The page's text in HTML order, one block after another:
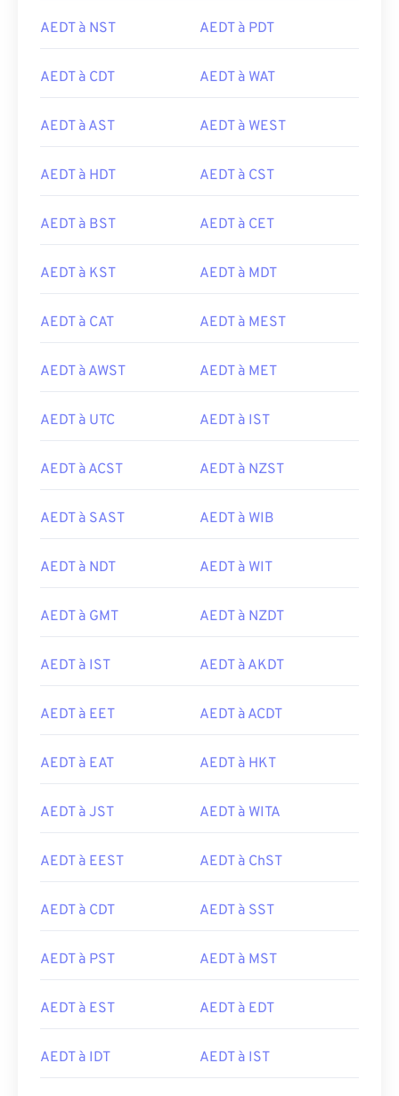
AEDT à NST AEDT à PDT
AEDT à CDT AEDT à WAT
AEDT à AST AEDT à WEST
AEDT à HDT AEDT à CST
AEDT à BST AEDT à CET
AEDT à KST AEDT à MDT
AEDT à CAT AEDT à MEST
AEDT à AWST AEDT à MET
AEDT à UTC AEDT à IST
AEDT à ACST AEDT à NZST
AEDT à SAST AEDT à WIB
AEDT à NDT AEDT à WIT
AEDT à GMT AEDT à NZDT
AEDT à IST AEDT à AKDT
AEDT à EET AEDT à ACDT
AEDT à EAT AEDT à HKT
AEDT à JST AEDT à WITA
AEDT à EEST AEDT à ChST
AEDT à CDT AEDT à SST
AEDT à PST AEDT à MST
AEDT à EST AEDT à EDT
AEDT à IDT AEDT à IST